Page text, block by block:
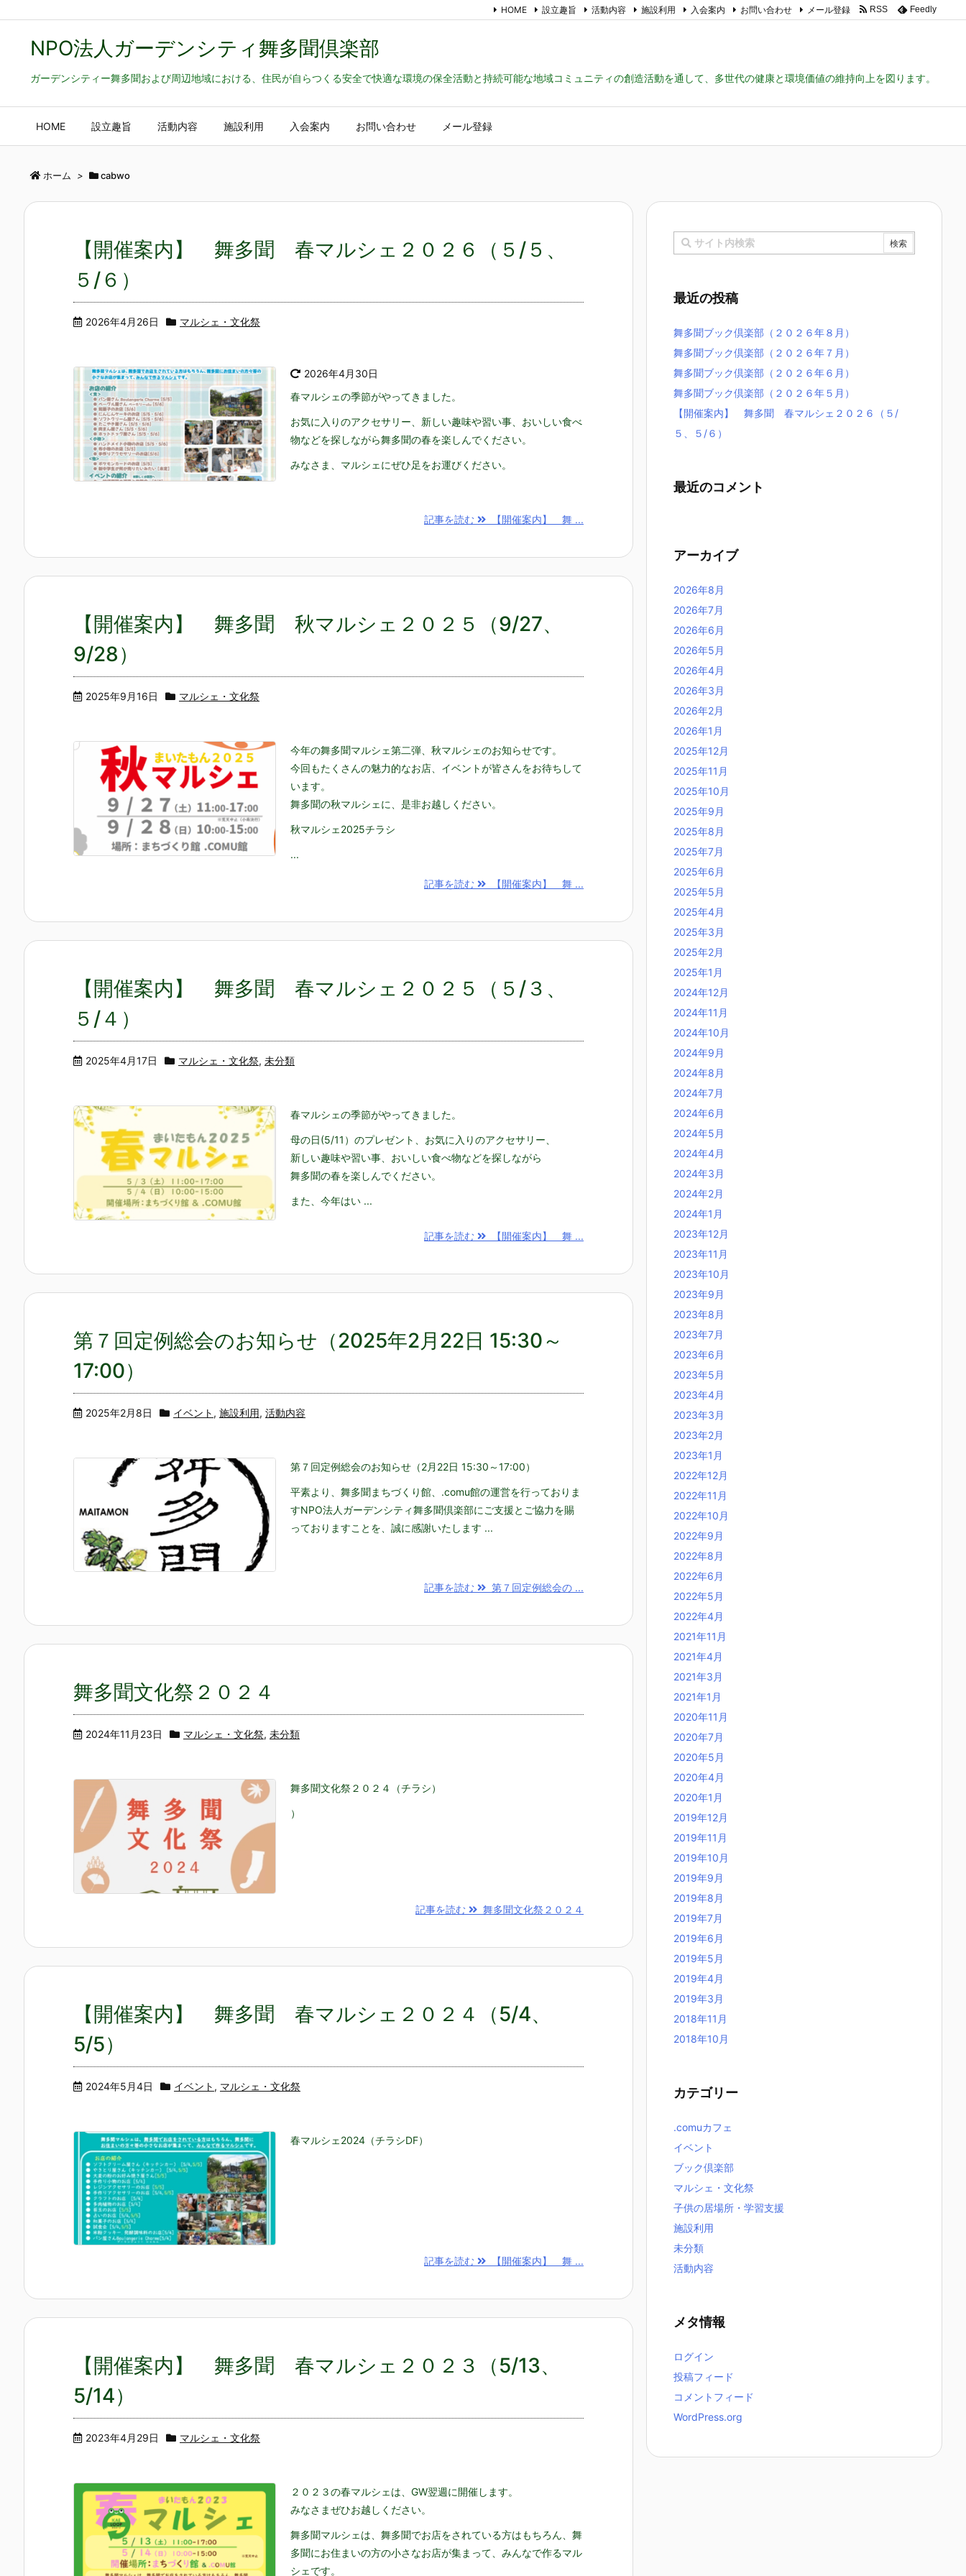
NPO法人ガーデンシティ舞多聞倶楽部
ガーデンシティー舞多聞および周辺地域における、住民が自らつくる安全で快適な環境の保全活動と持続可能な地域コミュニティの創造活動を通して、多世代の健康と環境価値の維持向上を図ります。
HOME 設立趣旨 活動内容 施設利用 入会案内 お問い合わせ メール登録
HOME 設立趣旨 活動内容 施設利用 入会案内 お問い合わせ メール登録 RSS Feedly
ホーム > cabwo
【開催案内】 舞多聞 春マルシェ２０２６（５/５、
５/６）
2026年4月26日 マルシェ・文化祭
2026年4月30日
春マルシェの季節がやってきました。
お気に入りのアクセサリー、新しい趣味や習い事、おいしい食べ
物などを探しながら舞多聞の春を楽しんでください。
みなさま、マルシェにぜひ足をお運びください。
記事を読む 【開催案内】 舞 ...
【開催案内】 舞多聞 秋マルシェ２０２５（9/27、
9/28）
2025年9月16日 マルシェ・文化祭
今年の舞多聞マルシェ第二弾、秋マルシェのお知らせです。
今回もたくさんの魅力的なお店、イベントが皆さんをお待ちして
います。
舞多聞の秋マルシェに、是非お越しください。
秋マルシェ2025チラシ
...
記事を読む 【開催案内】 舞 ...
【開催案内】 舞多聞 春マルシェ２０２５（５/３、
５/４）
2025年4月17日 マルシェ・文化祭, 未分類
春マルシェの季節がやってきました。
母の日(5/11）のプレゼント、お気に入りのアクセサリー、
新しい趣味や習い事、おいしい食べ物などを探しながら
舞多聞の春を楽しんでください。
また、今年はい ...
記事を読む 【開催案内】 舞 ...
第７回定例総会のお知らせ（2025年2月22日 15:30～
17:00）
2025年2月8日 イベント , 施設利用, 活動内容
第７回定例総会のお知らせ（2月22日 15:30～17:00）
平素より、舞多聞まちづくり館、.comu館の運営を行っておりま
すNPO法人ガーデンシティ舞多聞倶楽部にご支援とご協力を賜
っておりますことを、誠に感謝いたします ...
記事を読む 第７回定例総会の ...
舞多聞文化祭２０２４
2024年11月23日 マルシェ・文化祭, 未分類
舞多聞文化祭２０２４（チラシ）
）
記事を読む 舞多聞文化祭２０２４
【開催案内】 舞多聞 春マルシェ２０２４（5/4、
5/5）
2024年5月4日 イベント , マルシェ・文化祭
春マルシェ2024（チラシDF）
記事を読む 【開催案内】 舞 ...
【開催案内】 舞多聞 春マルシェ２０２３（5/13、
5/14）
2023年4月29日 マルシェ・文化祭
２０２３の春マルシェは、GW翌週に開催します。
みなさまぜひお越しください。
舞多聞マルシェは、舞多聞でお店をされている方はもちろん、舞
多聞にお住まいの方の小さなお店が集まって、みんなで作るマル
シェです。
最近の投稿
舞多聞ブック倶楽部（２０２６年８月）
舞多聞ブック倶楽部（２０２６年７月）
舞多聞ブック倶楽部（２０２６年６月）
舞多聞ブック倶楽部（２０２６年５月）
【開催案内】 舞多聞 春マルシェ２０２６（５/
５、５/６）
最近のコメント
アーカイブ
2026年8月
2026年7月
2026年6月
2026年5月
2026年4月
2026年3月
2026年2月
2026年1月
2025年12月
2025年11月
2025年10月
2025年9月
2025年8月
2025年7月
2025年6月
2025年5月
2025年4月
2025年3月
2025年2月
2025年1月
2024年12月
2024年11月
2024年10月
2024年9月
2024年8月
2024年7月
2024年6月
2024年5月
2024年4月
2024年3月
2024年2月
2024年1月
2023年12月
2023年11月
2023年10月
2023年9月
2023年8月
2023年7月
2023年6月
2023年5月
2023年4月
2023年3月
2023年2月
2023年1月
2022年12月
2022年11月
2022年10月
2022年9月
2022年8月
2022年6月
2022年5月
2022年4月
2021年11月
2021年4月
2021年3月
2021年1月
2020年11月
2020年7月
2020年5月
2020年4月
2020年1月
2019年12月
2019年11月
2019年10月
2019年9月
2019年8月
2019年7月
2019年6月
2019年5月
2019年4月
2019年3月
2018年11月
2018年10月
カテゴリー
.comuカフェ
イベント
ブック倶楽部
マルシェ・文化祭
子供の居場所・学習支援
施設利用
未分類
活動内容
メタ情報
ログイン
投稿フィード
コメントフィード
WordPress.org